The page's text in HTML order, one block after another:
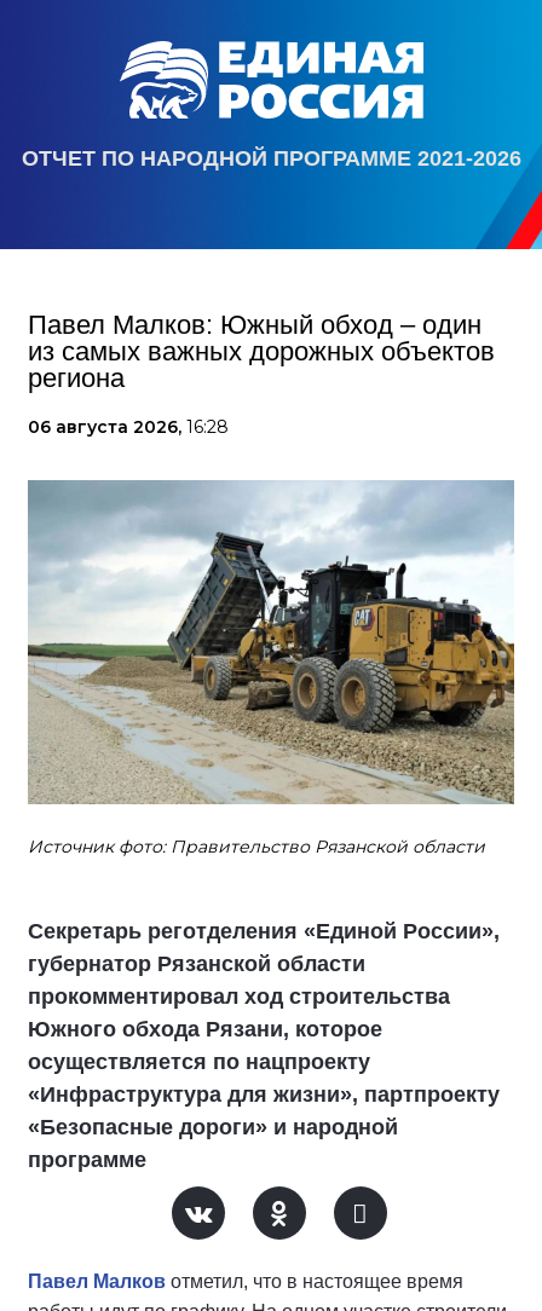
ОТЧЕТ ПО НАРОДНОЙ ПРОГРАММЕ 2021-2026
Павел Малков: Южный обход – один
из самых важных дорожных объектов
региона
06 августа 2026, 16:28
Источник фото: Правительство Рязанской области
Секретарь реготделения «Единой России»,
губернатор Рязанской области
прокомментировал ход строительства
Южного обхода Рязани, которое
осуществляется по нацпроекту
«Инфраструктура для жизни», партпроекту
«Безопасные дороги» и народной
программе
Павел Малков отметил, что в настоящее время